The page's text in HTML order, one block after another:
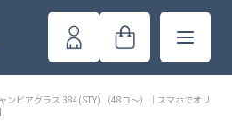
ンビアグラス 384(STY) （48コ～）｜スマホでオリ